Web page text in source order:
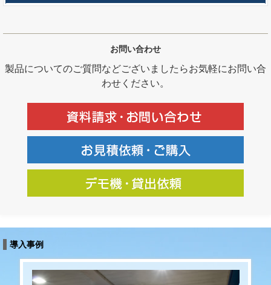
お問い合わせ
製品についてのご質問などございましたらお気軽にお問い合
わせください。
導入事例